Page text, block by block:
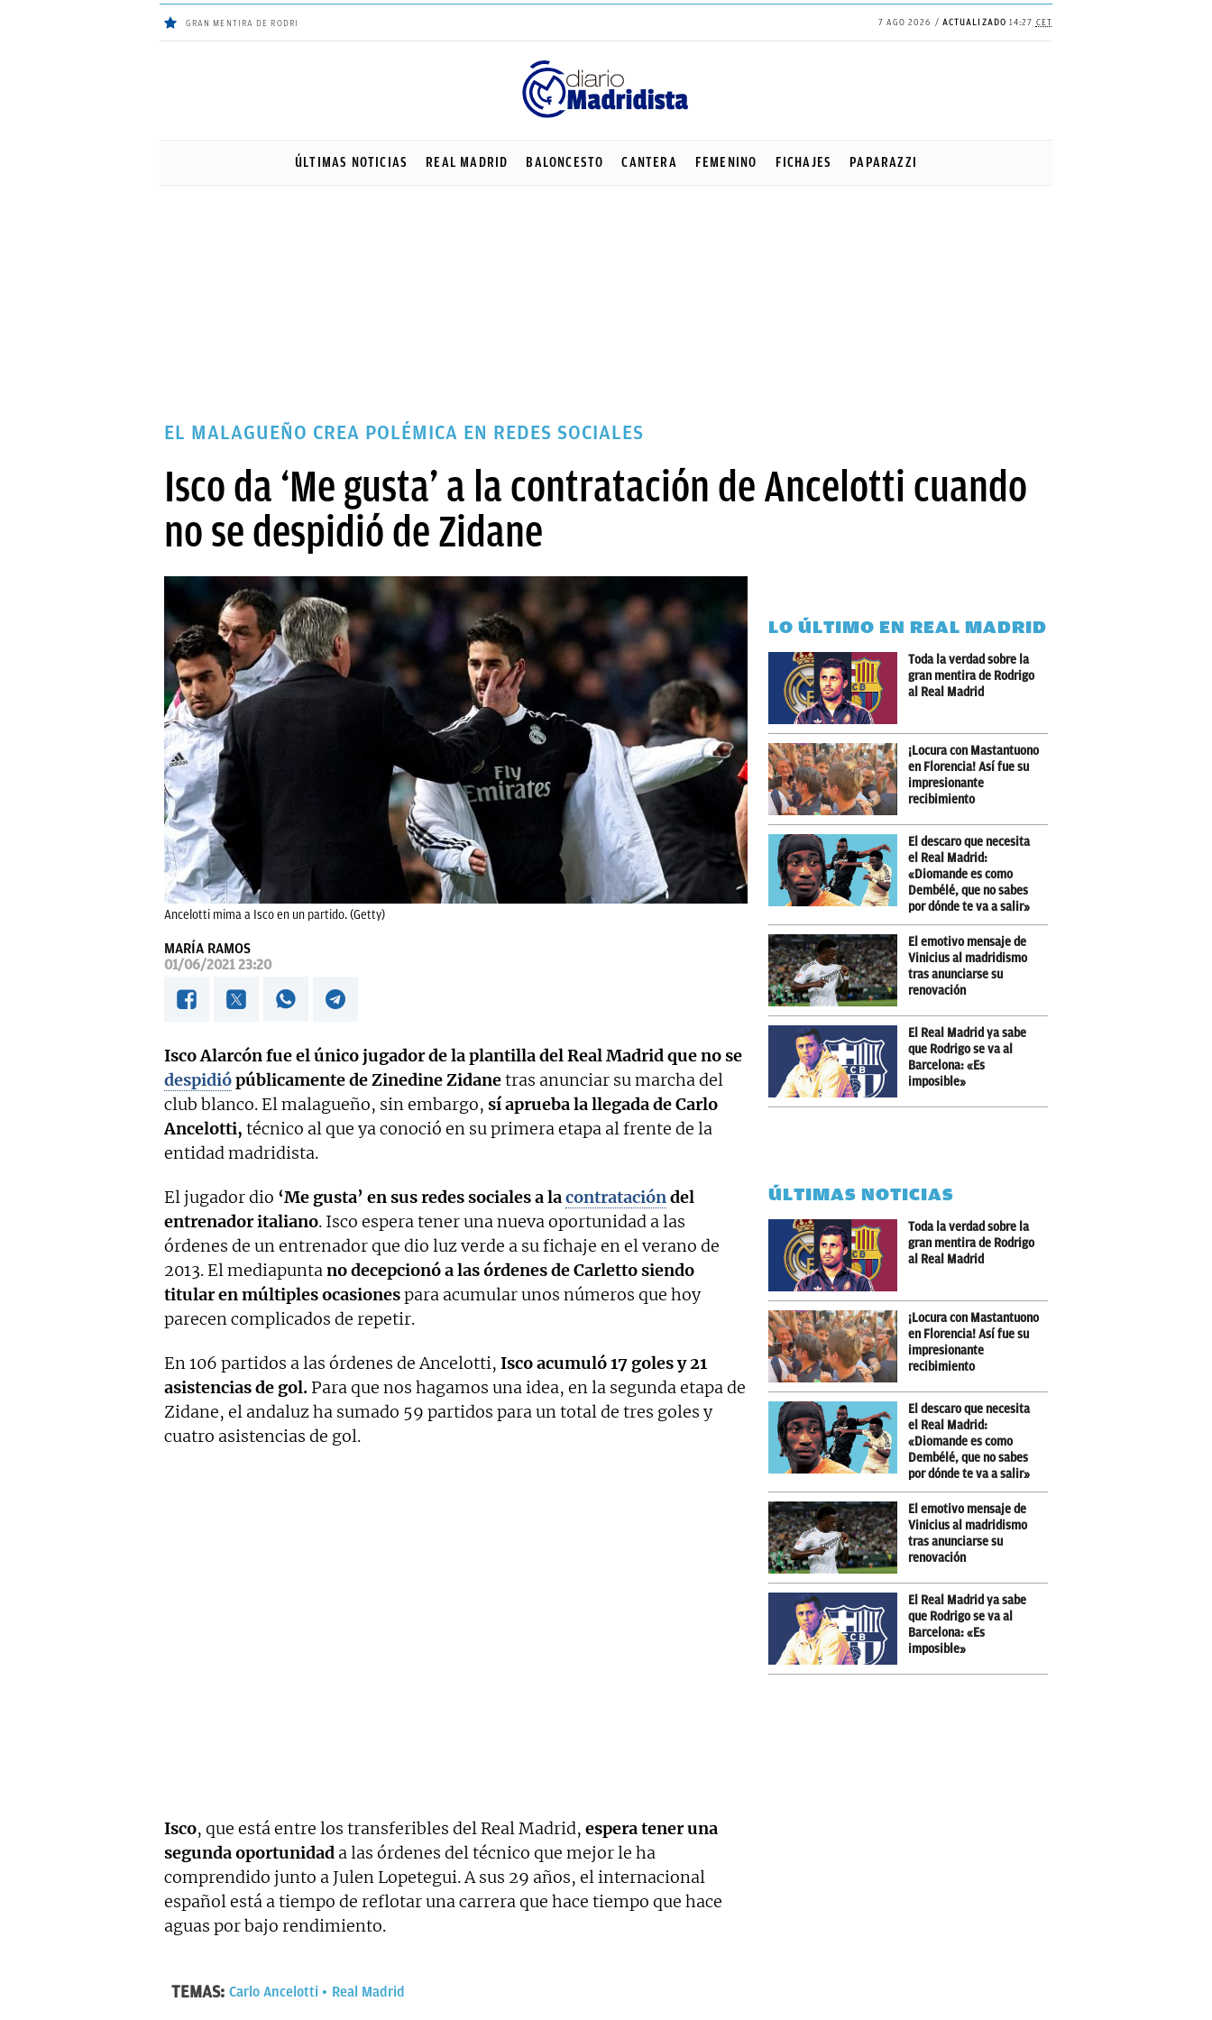
GRAN MENTIRA DE RODRI 7 AGO 2026 ACTUALIZADO 14:27 CET
ÚLTIMAS NOTICIAS REAL MADRID BALONCESTO CANTERA FEMENINO FICHAJES PAPARAZZI
EL MALAGUEÑO CREA POLÉMICA EN REDES SOCIALES
Isco da ‘Me gusta’ a la contratación de Ancelotti cuando
no se despidió de Zidane
Ancelotti mima a Isco en un partido. (Getty)
MARÍA RAMOS
01/06/2021 23:20
Isco Alarcón fue el único jugador de la plantilla del Real Madrid que no se
despidiópúblicamente de Zinedine Zidanetras anunciar su marcha del
club blanco. El malagueño, sin embargo, sí aprueba la llegada de Carlo
Ancelotti, técnico al que ya conoció en su primera etapa al frente de la
entidad madridista.
El jugador dio ‘Me gusta’ en sus redes sociales a lacontratacióndel
entrenador italiano. Isco espera tener una nueva oportunidad a las
órdenes de un entrenador que dio luz verde a su fichaje en el verano de
2013. El mediapuntano decepcionó a las órdenes de Carletto siendo
titular en múltiples ocasionespara acumular unos números que hoy
parecen complicados de repetir.
En 106 partidos a las órdenes de Ancelotti, Isco acumuló 17 goles y 21
asistencias de gol. Para que nos hagamos una idea, en la segunda etapa de
Zidane, el andaluz ha sumado 59 partidos para un total de tres goles y
cuatro asistencias de gol.
Isco, que está entre los transferibles del Real Madrid, espera tener una
segunda oportunidad a las órdenes del técnico que mejor le ha
comprendido junto a Julen Lopetegui. A sus 29 años, el internacional
español está a tiempo de reflotar una carrera que hace tiempo que hace
aguas por bajo rendimiento.
TEMAS: Carlo Ancelotti Real Madrid
LO ÚLTIMO EN REAL MADRID
Toda la verdad sobre la
gran mentira de Rodrigo
al Real Madrid
¡Locura con Mastantuono
en Florencia! Así fue su
impresionante
recibimiento
El descaro que necesita
el Real Madrid:
«Diomande es como
Dembélé, que no sabes
por dónde te va a salir»
El emotivo mensaje de
Vinicius al madridismo
tras anunciarse su
renovación
El Real Madrid ya sabe
que Rodrigo se va al
Barcelona: «Es
imposible»
ÚLTIMAS NOTICIAS
Toda la verdad sobre la
gran mentira de Rodrigo
al Real Madrid
¡Locura con Mastantuono
en Florencia! Así fue su
impresionante
recibimiento
El descaro que necesita
el Real Madrid:
«Diomande es como
Dembélé, que no sabes
por dónde te va a salir»
El emotivo mensaje de
Vinicius al madridismo
tras anunciarse su
renovación
El Real Madrid ya sabe
que Rodrigo se va al
Barcelona: «Es
imposible»